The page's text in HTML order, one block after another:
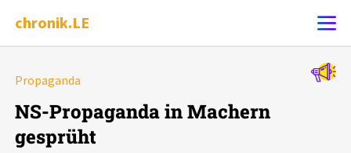
chronik.LE
Chronik
Propaganda
NS-Propaganda in Machern
gesprüht
Alle Ereignisse
7502
Ereignisse